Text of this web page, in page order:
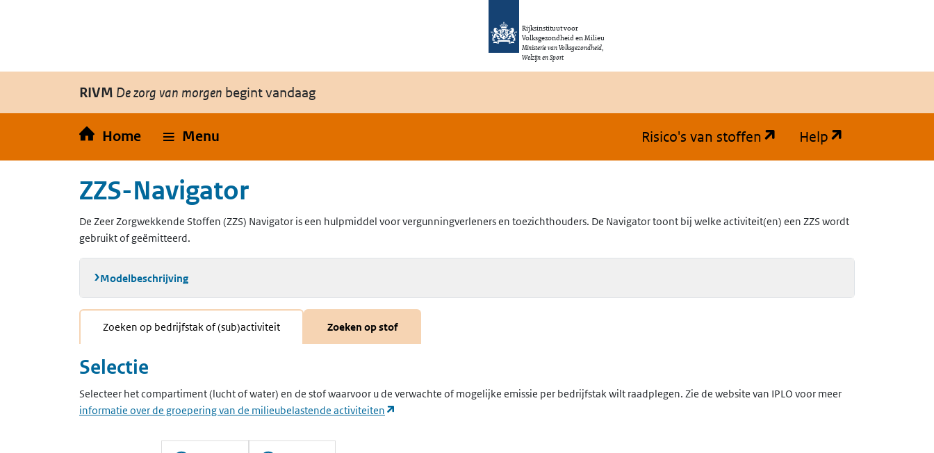
Rijksinstituut voor
Volksgezondheid en Milieu
Ministerie van Volksgezondheid,
Welzijn en Sport
RIVM De zorg van morgen begint vandaag
Home Menu Risico's van stoffen (opent in een nieuw
Help
ZZS-Navigator
De Zeer Zorgwekkende Stoffen (ZZS) Navigator is een hulpmiddel voor vergunningverleners en toezichthouders. De Navigator toont bij welke activiteit(en) een ZZS wordt
gebruikt of geëmitteerd.
Modelbeschrijving
Zoeken op bedrijfstak of (sub)activiteit Zoeken op stof
Selectie
Selecteer het compartiment (lucht of water) en de stof waarvoor u de verwachte of mogelijke emissie per bedrijfstak wilt raadplegen. Zie de website van IPLO voor meer
informatie over de groepering van de milieubelastende activiteiten